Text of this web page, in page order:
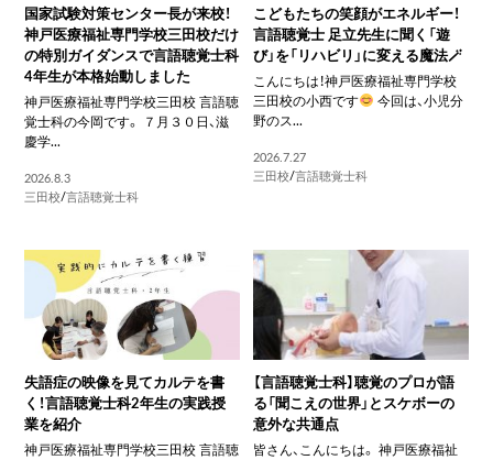
国家試験対策センター長が来校！
神戸医療福祉専門学校三田校だけ
の特別ガイダンスで言語聴覚士科
4年生が本格始動しました
神戸医療福祉専門学校三田校 言語聴
覚士科の今岡です。 ７月３０日、滋
慶学...
2026.8.3
三田校/言語聴覚士科
こどもたちの笑顔がエネルギー！
言語聴覚士 足立先生に聞く「遊
び」を「リハビリ」に変える魔法🪄
こんにちは！神戸医療福祉専門学校
三田校の小西です
今回は、小児分
野のス...
2026.7.27
三田校/言語聴覚士科
失語症の映像を見てカルテを書
く！言語聴覚士科2年生の実践授
業を紹介
神戸医療福祉専門学校三田校 言語聴
【言語聴覚士科】聴覚のプロが語
る「聞こえの世界」とスケボーの
意外な共通点
皆さん、こんにちは。 神戸医療福祉